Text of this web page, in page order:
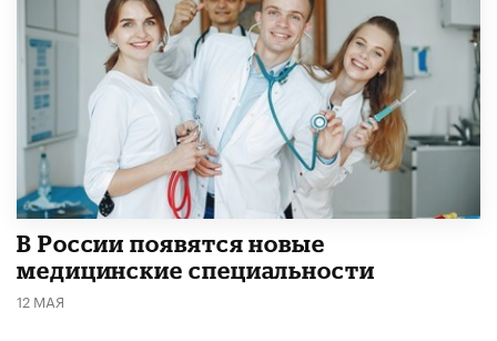
В России появятся новые
медицинские специальности
12 МАЯ